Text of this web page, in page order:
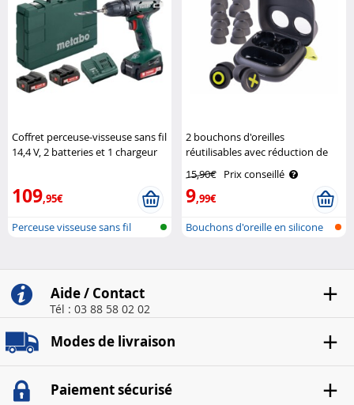
Coffret perceuse-visseuse sans fil
14,4 V, 2 batteries et 1 chargeur
109,95€
Perceuse visseuse sans fil
2 bouchons d'oreilles
réutilisables avec réduction de
15,90€ Prix conseillé
9,99€
Bouchons d'oreille en silicone
Aide / Contact
Tél : 03 88 58 02 02
Modes de livraison
Paiement sécurisé